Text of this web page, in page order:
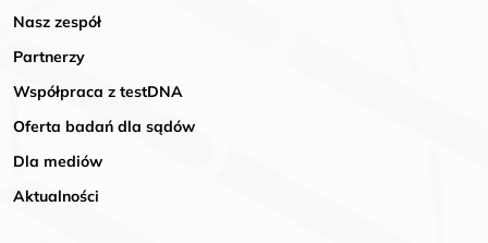
Nasz zespół
Partnerzy
Współpraca z testDNA
Oferta badań dla sądów
Dla mediów
Aktualności